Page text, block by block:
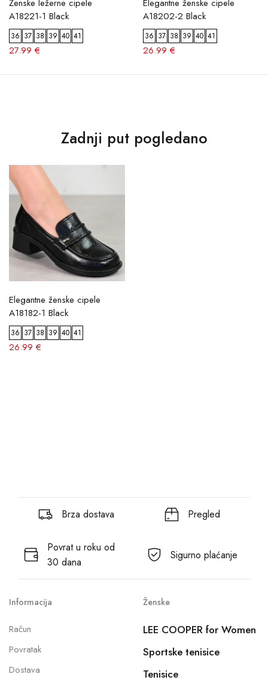
Ženske ležerne cipele
A18221-1 Black
36 37 38 39 40 41
27.99 €
Elegantne ženske cipele
A18202-2 Black
36 37 38 39 40 41
26.99 €
Zadnji put pogledano
Elegantne ženske cipele
A18182-1 Black
36 37 38 39 40 41
26.99 €
Brza dostava Pregled
Povrat u roku od
30 dana
Sigurno plaćanje
Informacija
Račun
Povratak
Dostava
Ženske
LEE COOPER for Women
Sportske tenisice
Tenisice